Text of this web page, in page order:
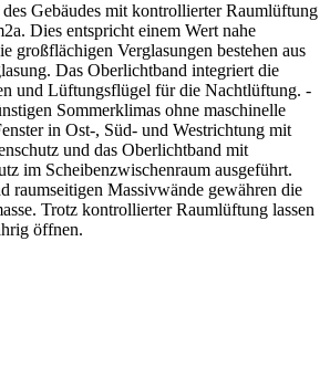
Gebäudes mit kontrollierter Raumlüftung
Dies entspricht einem Wert nahe
großflächigen Verglasungen bestehen aus
Das Oberlichtband integriert die
und Lüftungsflügel für die Nachtlüftung. -
Sommerklimas ohne maschinelle
in Ost-, Süd- und Westrichtung mit
und das Oberlichtband mit
im Scheibenzwischenraum ausgeführt.
raumseitigen Massivwände gewähren die
Trotz kontrollierter Raumlüftung lassen
öffnen.